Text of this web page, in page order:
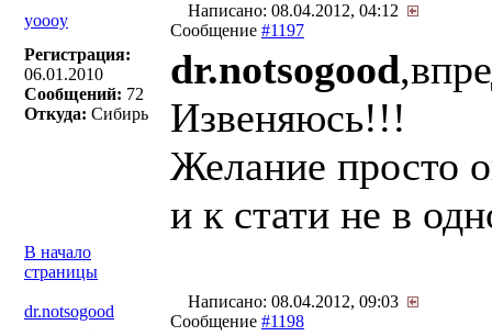
yoooy
Написано: 08.04.2012, 04:12
Сообщение #1197
Регистрация:
06.01.2010
Сообщений: 72
Откуда: Сибирь
dr.notsogood
Извеняюсь!!!
Желание просто
и к стати не в
В начало
страницы
dr.notsogood
Написано: 08.04.2012, 09:03
Сообщение #1198